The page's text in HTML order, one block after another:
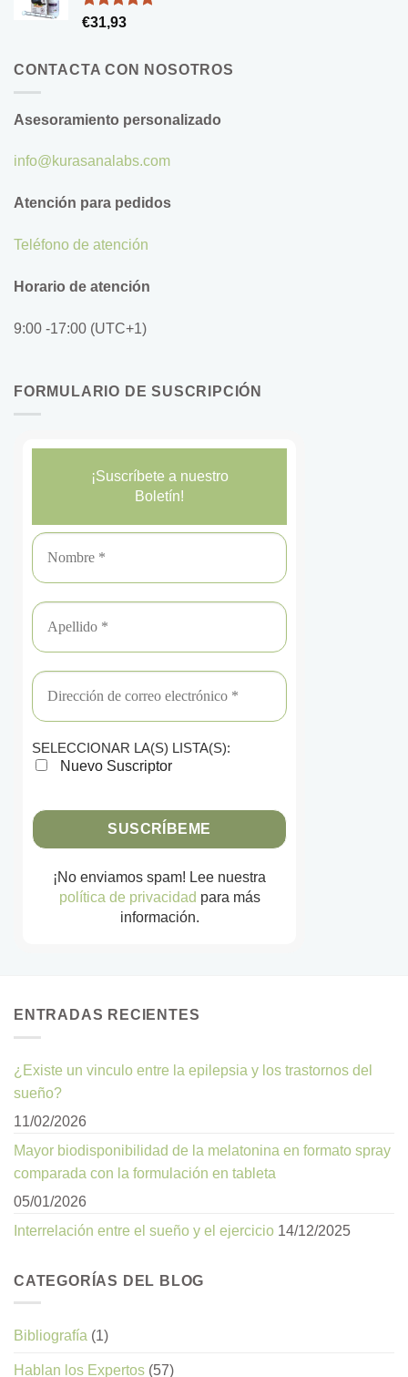
Valorado
€31,93
CONTACTA CON NOSOTROS
Asesoramiento personalizado
info@kurasanalabs.com
Atención para pedidos
Teléfono de atención
Horario de atención
9:00 -17:00 (UTC+1)
FORMULARIO DE SUSCRIPCIÓN
¡Suscríbete a nuestro
Boletín!
SELECCIONAR LA(S) LISTA(S):
Nuevo Suscriptor
¡No enviamos spam! Lee nuestra
política de privacidad para más
información.
ENTRADAS RECIENTES
¿Existe un vinculo entre la epilepsia y los trastornos del
sueño?
11/02/2026
Mayor biodisponibilidad de la melatonina en formato spray
comparada con la formulación en tableta
05/01/2026
Interrelación entre el sueño y el ejercicio 14/12/2025
CATEGORÍAS DEL BLOG
Bibliografía (1)
Hablan los Expertos (57)